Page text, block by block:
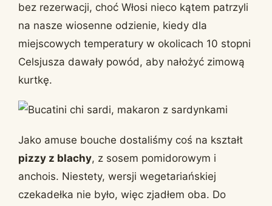
bez rezerwacji, choć Włosi nieco kątem patrzyli
na nasze wiosenne odzienie, kiedy dla
miejscowych temperatury w okolicach 10 stopni
Celsjusza dawały powód, aby nałożyć zimową
kurtkę.
Jako amuse bouche dostaliśmy coś na kształt
pizzy z blachy, z sosem pomidorowym i
anchois. Niestety, wersji wegetariańskiej
czekadełka nie było, więc zjadłem oba. Do